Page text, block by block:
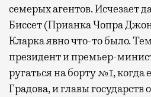
семерых агентов. Исчезает
Биссет (Прианка Чопра
Кларка явно что-то было.
президент и премьер-
ругаться на борту №1, когда
Градова, и главы государств